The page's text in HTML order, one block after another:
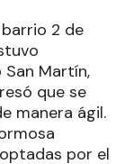
2 de
Martín,
que se
manera ágil.
por el